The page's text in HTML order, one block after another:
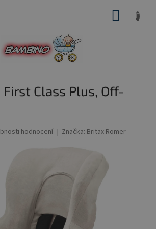
Class Plus, Off-
hodnocení Značka: Britax Römer